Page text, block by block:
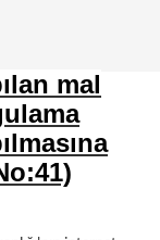
mal